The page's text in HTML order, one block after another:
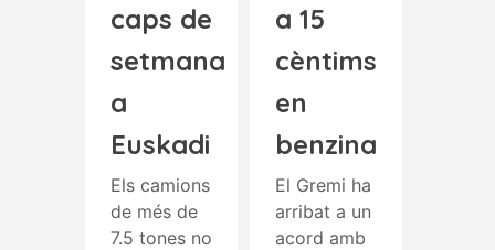
caps de
setmana
a
Euskadi
Els camions
de més de
7.5 tones no
a 15
cèntims
en
benzina
El Gremi ha
arribat a un
acord amb